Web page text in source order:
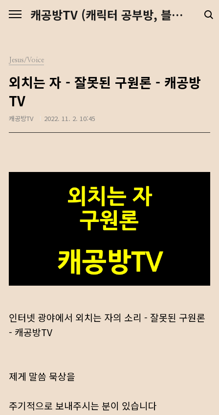
캐공방TV (캐릭터 공부방, 블렌더 강좌, 예수님, 디지털 노마드)
Jesus/Voice
외치는 자 - 잘못된 구원론 - 캐공방
TV
캐공방TV 2022. 11. 2. 10:45
인터넷 광야에서 외치는 자의 소리 - 잘못된 구원론
- 캐공방TV
제게 말씀 묵상을
주기적으로 보내주시는 분이 있습니다